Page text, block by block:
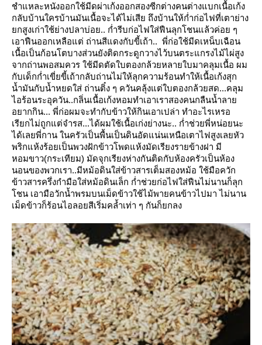
ชำแหละหนังออกใช้มีดผ่าเก้งออกสองซีกต่างคนต่างแบกเนื้อเก้ง
กลับบ้านใครบ้านมันเนื้อจะได้ไม่เสี ถึงบ้านให้ก่ำก่อไฟที่เตาย่าง
กสูงเก่าใช้ย่างปลาบ่อย.. ก่ำรีบก่อไฟใส่ฟืนลุกโชนแล้วค่อย ๆ
เอาฟืนออกเหลือแต่ ถ่านสีแดงกับขี้เถ้า.. พี่ก่อใช้มีดเหน็บเฉือน
เนื้อเป็นก้อนโตบางส่วนยังติดกระดูกวางไว้บนตระแกรงไม้ไผ่สูง
จากถ่านพอสมควร ช้มีดตัดใบตองกล้วยหลายใบมาคลุมเนื้อ ผม
กับเด็กก่ำเขี่ยขี้เถ้ากลับถ่านไม่ให้ลุกความร้อนทำให้เนื้อเก้งสุก
น้ำมันกับน้ำหยดใส่ ถ่านติ๋ง ๆ ควันคลุ้งแต่ใบตองกล้วยสด...คลุม
ไอร้อนระอุควัน..กลิ่นเนื้อเก้งหอมทำเอาเราสองคนกลืนน้ำลา
อยากกิน... พี่ก่อผมจะทำกับข้าวให้กินเอาเปล่า ทำอะไรเหรอ
เรียกไม่ถูกแต่จำรส...ได้ผมใช้เนื้อเก่งย่างนะ.. ก่ำช่วยพี่หน่อยนะ
ได้เลยพี่กาน นครัวเป็นพื้นเป็นดินอัดแน่นเหนือเตาไฟสูงเลยหัว
พริกแห้งร้อยเป็นพวงฝักข้าวโพดแห้งมัดเรียงรายข้างฝา มี
หอมขาว(กระเทียม) มัดจุกเรียงห่างกันติดกับห้องครัวเป็นห้อง
นอนของพวกเรา..มีหม้อดินใส่ข้าวสารเต็มสองหม้อ ช้มือควัก
ข้าวสารครึ่งกำมือใส่หม้อดินเล็ก ก่ำช่วยก่อไฟใส่ฟืนไม่นานก็ลุก
ชน เอามือวักน้ำพรมบนเม็ดข้าวใช้ไม้พายคนข้าวไปมา ไม่นาน
เม็ดข้าวก็ร้อนไอลอยสีเริ่มคล้ำเท่า ๆ กันก็ยกลง